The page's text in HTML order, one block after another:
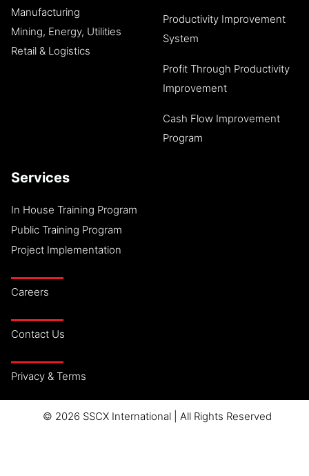
Manufacturing
Mining, Energy, Utilities
Retail & Logistics
Productivity Improvement
System
Profit Through Productivity
Improvement
Cash Flow Improvement
Program
Services
In House Training Program
Public Training Program
Project Implementation
Careers
Contact Us
Privacy & Terms
© 2026 SSCX International | All Rights Reserved